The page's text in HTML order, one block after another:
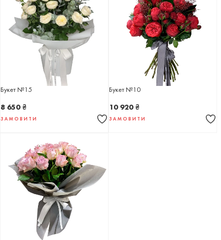
Букет №15
8 650 ₴
ЗАМОВИТИ
Букет №10
10 920 ₴
ЗАМОВИТИ